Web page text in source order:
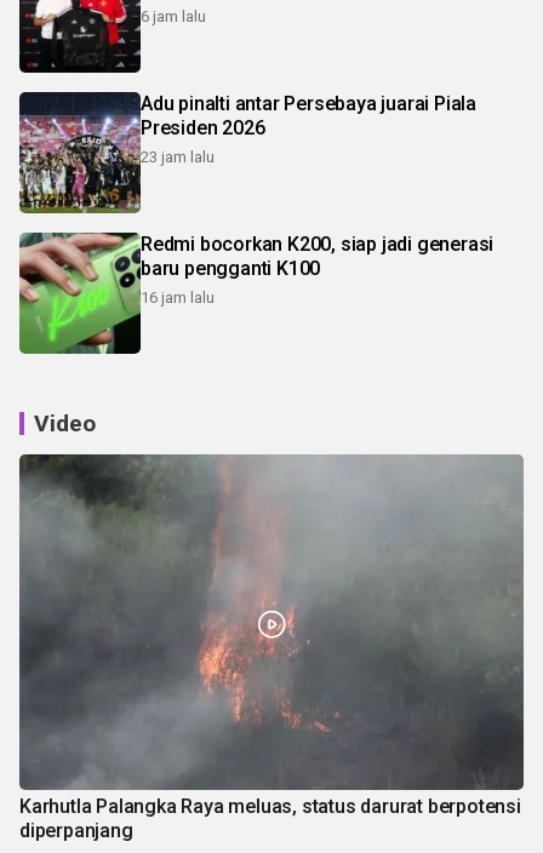
6 jam lalu
Adu pinalti antar Persebaya juarai Piala
Presiden 2026
23 jam lalu
Redmi bocorkan K200, siap jadi generasi
baru pengganti K100
16 jam lalu
Video
Karhutla Palangka Raya meluas, status darurat berpotensi
diperpanjang